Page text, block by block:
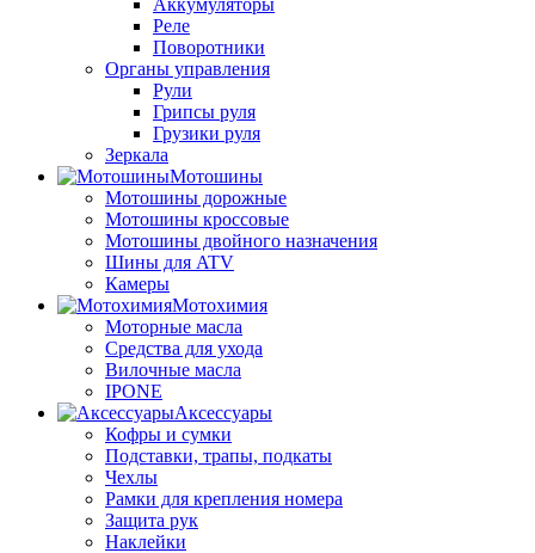
Аккумуляторы
Реле
Поворотники
Органы управления
Рули
Грипсы руля
Грузики руля
Зеркала
Мотошины
Мотошины дорожные
Мотошины кроссовые
Мотошины двойного назначения
Шины для ATV
Камеры
Мотохимия
Моторные масла
Средства для ухода
Вилочные масла
IPONE
Аксессуары
Кофры и сумки
Подставки, трапы, подкаты
Чехлы
Рамки для крепления номера
Защита рук
Наклейки